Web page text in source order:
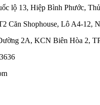
lộ 13, Hiệp Bình Phước,
Căn Shophouse, Lô A4-12,
2A, KCN Biên Hòa 2,